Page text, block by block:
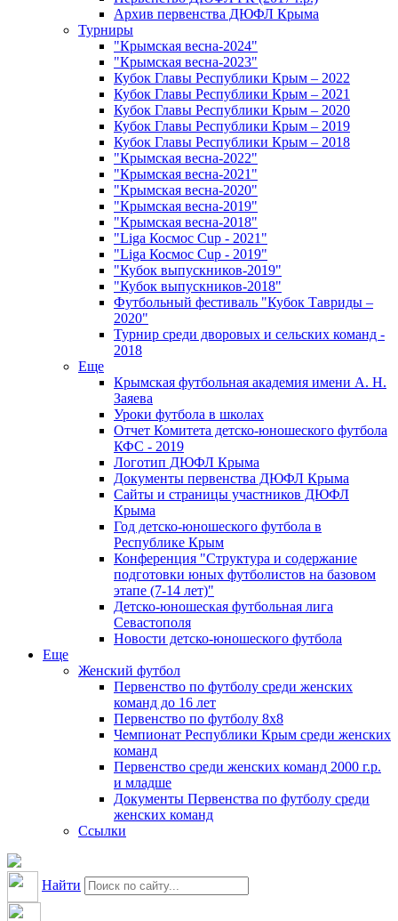
Архив первенства ДЮФЛ Крыма
Турниры
"Крымская весна-2024"
"Крымская весна-2023"
Кубок Главы Республики Крым – 2022
Кубок Главы Республики Крым – 2021
Кубок Главы Республики Крым – 2020
Кубок Главы Республики Крым – 2019
Кубок Главы Республики Крым – 2018
"Крымская весна-2022"
"Крымская весна-2021"
"Крымская весна-2020"
"Крымская весна-2019"
"Крымская весна-2018"
"Liga Космос Cup - 2021"
"Liga Космос Cup - 2019"
"Кубок выпускников-2019"
"Кубок выпускников-2018"
Футбольный фестиваль "Кубок Тавриды –
2020"
Турнир среди дворовых и сельских команд -
2018
Еще
Крымская футбольная академия имени А. Н.
Заяева
Уроки футбола в школах
Отчет Комитета детско-юношеского футбола
КФС - 2019
Логотип ДЮФЛ Крыма
Документы первенства ДЮФЛ Крыма
Сайты и страницы участников ДЮФЛ
Крыма
Год детско-юношеского футбола в
Республике Крым
Конференция "Структура и содержание
подготовки юных футболистов на базовом
этапе (7-14 лет)"
Детско-юношеская футбольная лига
Севастополя
Новости детско-юношеского футбола
Еще
Женский футбол
Первенство по футболу среди женских
команд до 16 лет
Первенство по футболу 8х8
Чемпионат Республики Крым среди женских
команд
Первенство среди женских команд 2000 г.р.
и младше
Документы Первенства по футболу среди
женских команд
Ссылки
Найти